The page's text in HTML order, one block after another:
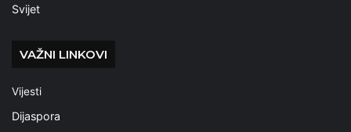
Svijet
VAŽNI LINKOVI
Vijesti
Dijaspora